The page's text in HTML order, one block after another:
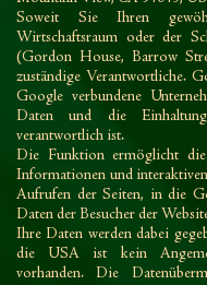
Soweit Sie Ihren
Wirtschaftsraum oder der
(Gordon House, Barrow
zuständige Verantwortliche.
Google verbundene
Daten und die Einhaltung
verantwortlich ist.
Die Funktion ermöglicht die
Informationen und
Aufrufen der Seiten, in die
Daten der Besucher der
Ihre Daten werden dabei
die USA ist kein
vorhanden. Die